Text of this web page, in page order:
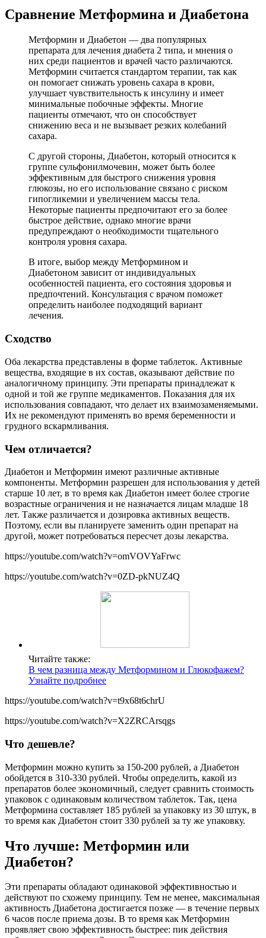
Сравнение Метформина и Диабетона
Метформин и Диабетон — два популярных
препарата для лечения диабета 2 типа, и мнения о
них среди пациентов и врачей часто различаются.
Метформин считается стандартом терапии, так как
он помогает снижать уровень сахара в крови,
улучшает чувствительность к инсулину и имеет
минимальные побочные эффекты. Многие
пациенты отмечают, что он способствует
снижению веса и не вызывает резких колебаний
сахара.
С другой стороны, Диабетон, который относится к
группе сульфонилмочевин, может быть более
эффективным для быстрого снижения уровня
глюкозы, но его использование связано с риском
гипогликемии и увеличением массы тела.
Некоторые пациенты предпочитают его за более
быстрое действие, однако многие врачи
предупреждают о необходимости тщательного
контроля уровня сахара.
В итоге, выбор между Метформином и
Диабетоном зависит от индивидуальных
особенностей пациента, его состояния здоровья и
предпочтений. Консультация с врачом поможет
определить наиболее подходящий вариант
лечения.
Сходство
Оба лекарства представлены в форме таблеток. Активные
вещества, входящие в их состав, оказывают действие по
аналогичному принципу. Эти препараты принадлежат к
одной и той же группе медикаментов. Показания для их
использования совпадают, что делает их взаимозаменяемыми.
Их не рекомендуют применять во время беременности и
грудного вскармливания.
Чем отличается?
Диабетон и Метформин имеют различные активные
компоненты. Метформин разрешен для использования у детей
старше 10 лет, в то время как Диабетон имеет более строгие
возрастные ограничения и не назначается лицам младше 18
лет. Также различается и дозировка активных веществ.
Поэтому, если вы планируете заменить один препарат на
другой, может потребоваться пересчет дозы лекарства.
https://youtube.com/watch?v=omVOVYaFrwc
https://youtube.com/watch?v=0ZD-pkNUZ4Q
Читайте также:
В чем разница между Метформином и Глюкофажем?
Узнайте подробнее
https://youtube.com/watch?v=t9x68t6chrU
https://youtube.com/watch?v=X2ZRCArsqgs
Что дешевле?
Метформин можно купить за 150-200 рублей, а Диабетон
обойдется в 310-330 рублей. Чтобы определить, какой из
препаратов более экономичный, следует сравнить стоимость
упаковок с одинаковым количеством таблеток. Так, цена
Метформина составляет 185 рублей за упаковку из 30 штук, в
то время как Диабетон стоит 330 рублей за ту же упаковку.
Что лучше: Метформин или
Диабетон?
Эти препараты обладают одинаковой эффективностью и
действуют по схожему принципу. Тем не менее, максимальная
активность Диабетона достигается позже — в течение первых
6 часов после приема дозы. В то время как Метформин
проявляет свою эффективность быстрее: пик действия